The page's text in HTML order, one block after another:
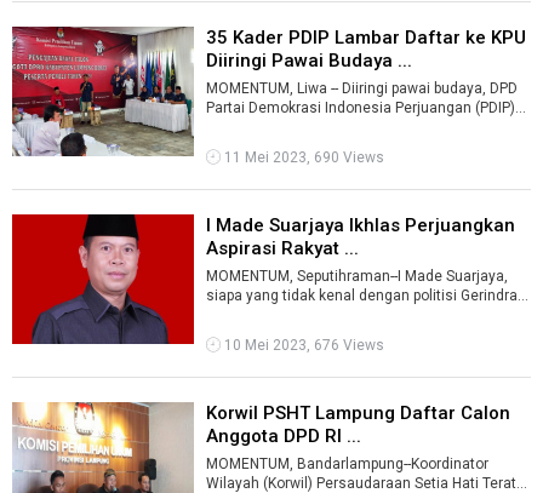
35 Kader PDIP Lambar Daftar ke KPU
Diiringi Pawai Budaya ...
MOMENTUM, Liwa -- Diiringi pawai budaya, DPD
Partai Demokrasi Indonesia Perjuangan (PDIP)
11 Mei 2023, 690 Views
I Made Suarjaya Ikhlas Perjuangkan
Aspirasi Rakyat ...
MOMENTUM, Seputihraman--I Made Suarjaya,
siapa yang tidak kenal dengan politisi Gerindra
10 Mei 2023, 676 Views
Korwil PSHT Lampung Daftar Calon
Anggota DPD RI ...
MOMENTUM, Bandarlampung--Koordinator
Wilayah (Korwil) Persaudaraan Setia Hati Terate